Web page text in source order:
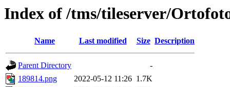
Index of /tms/tileserver/
Name Last modified Size Description
Parent Directory
-
189814.png
2022-05-12 11:26 1.7K